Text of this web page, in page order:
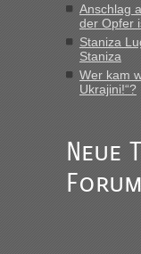
Recht, Visa
gebrauchter
„Vielen Dank, mit
gab es keine
fast 11 Milliarden
„Am besten wäre
Alleinreisende
Anschlag
der Opfer
Staniza
Staniza
Wer kam
Ukrajini!“?
Neue
Forum